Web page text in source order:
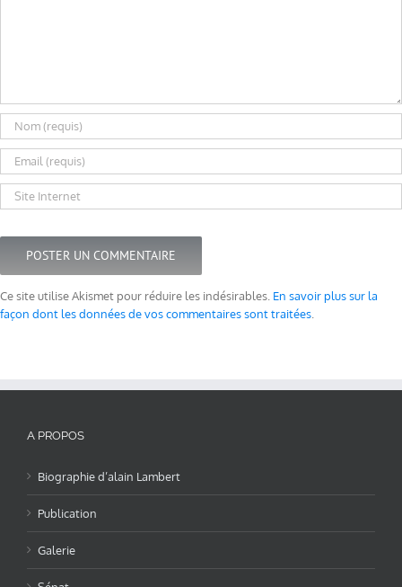
Ce site utilise Akismet pour réduire les indésirables. En savoir plus sur la
façon dont les données de vos commentaires sont traitées
A PROPOS
Biographie d’alain Lambert
Publication
Galerie